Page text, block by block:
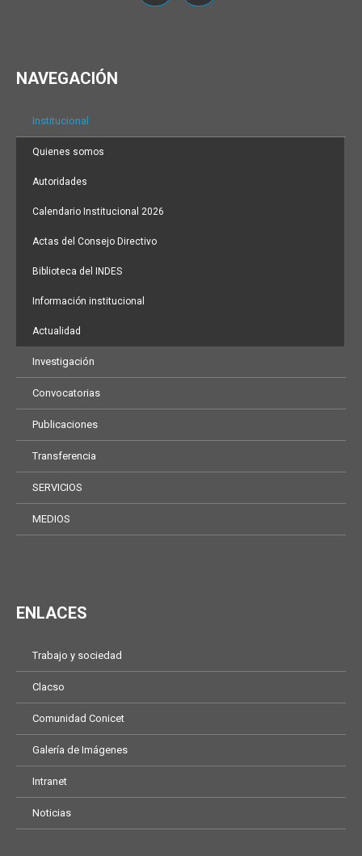
NAVEGACIÓN
Institucional
Quienes somos
Autoridades
Calendario Institucional 2026
Actas del Consejo Directivo
Biblioteca del INDES
Información institucional
Actualidad
Investigación
Convocatorias
Publicaciones
Transferencia
SERVICIOS
MEDIOS
ENLACES
Trabajo y sociedad
Clacso
Comunidad Conicet
Galería de Imágenes
Intranet
Noticias